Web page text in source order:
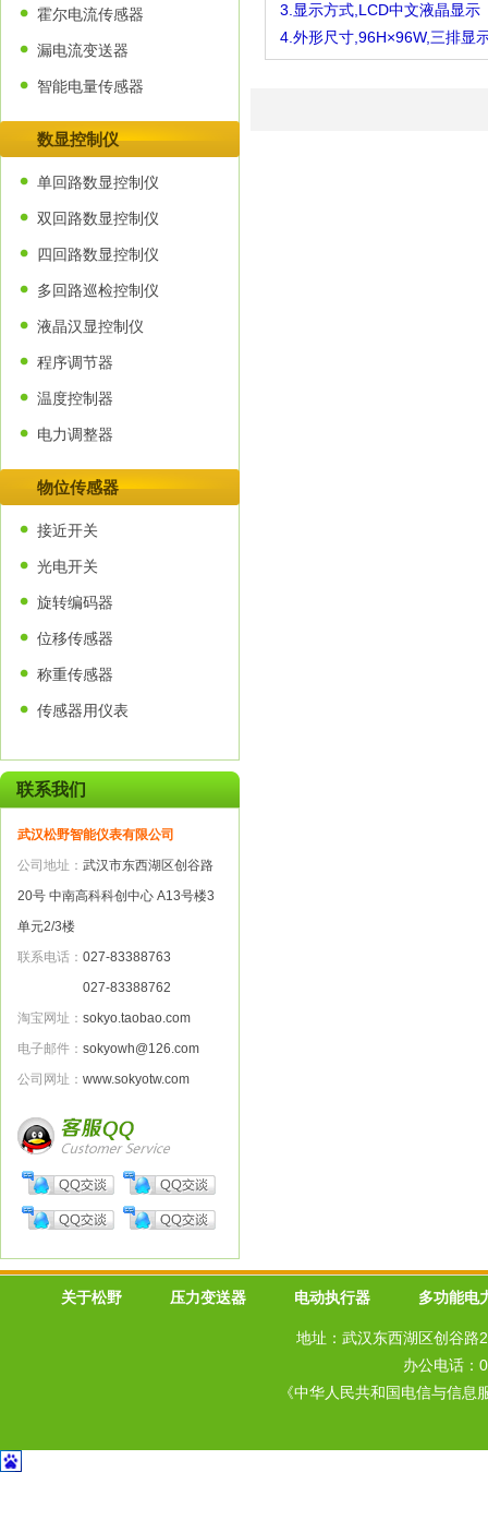
霍尔电流传感器
漏电流变送器
智能电量传感器
数显控制仪
单回路数显控制仪
双回路数显控制仪
四回路数显控制仪
多回路巡检控制仪
液晶汉显控制仪
程序调节器
温度控制器
电力调整器
物位传感器
接近开关
光电开关
旋转编码器
位移传感器
称重传感器
传感器用仪表
联系我们
武汉松野智能仪表有限公司
公司地址： 武汉市东西湖区创谷路
20号 中南高科科创中心 A13号楼3
单元2/3楼
联系电话： 027-83388763
027-83388762
淘宝网址： sokyo.taobao.com
电子邮件： sokyowh@126.com
公司网址： www.sokyotw.com
3.显示方式,LCD中文液晶显示
4.外形尺寸,96H×96W,三排显
关于松野 压力变送器 电动执行器 多功能电
地址：武汉东西湖区创谷路
办公电话：
《中华人民共和国电信与信